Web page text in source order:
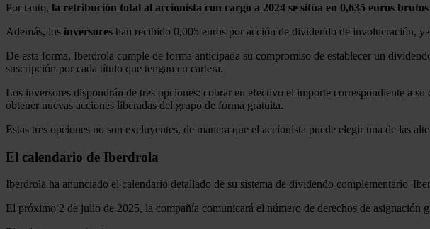
Por tanto, la retribución total al accionista con cargo a 2024 se sitúa en 0,635 euros
Además, los inversores han recibido 0,005 euros por acción de dividendo de involucración,
De esta forma, Iberdrola cumple de forma anticipada su compromiso de establecer un
suscripción por cada título que tengan en cartera.
Los inversores dispondrán de tres opciones: cobrar en efectivo el importe correspondiente a
obtener nuevas acciones liberadas del grupo de forma gratuita.
Estas tres opciones no son excluyentes, de manera que el accionista puede elegir una de las
El calendario de Iberdrola
Iberdrola ha anunciado el calendario detallado de su sistema de dividendo complementario
El próximo 2 de julio de 2025, la compañía comunicará el número de derechos de